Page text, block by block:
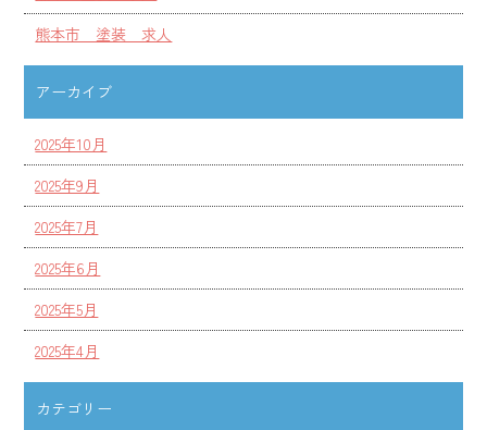
熊本市 塗装 求人
アーカイブ
2025年10月
2025年9月
2025年7月
2025年6月
2025年5月
2025年4月
カテゴリー